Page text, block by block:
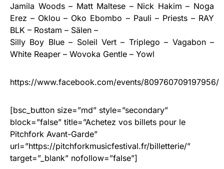
Jamila Woods – Matt Maltese – Nick Hakim – Noga
Erez – Oklou – Oko Ebombo – Pauli – Priests – RAY
BLK – Rostam – Sälen –
Silly Boy Blue – Soleil Vert – Triplego – Vagabon –
White Reaper – Wovoka Gentle – Yowl
https://www.facebook.com/events/809760709197956/
[bsc_button size=”md” style=”secondary”
block=”false” title=”Achetez vos billets pour le
Pitchfork Avant-Garde”
url=”https://pitchforkmusicfestival.fr/billetterie/”
target=”_blank” nofollow=”false”]